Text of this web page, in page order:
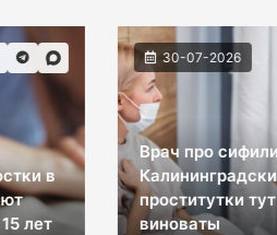
30-07-2026
Врач про сифилис:
Калининградские
проститутки тут не
виноваты